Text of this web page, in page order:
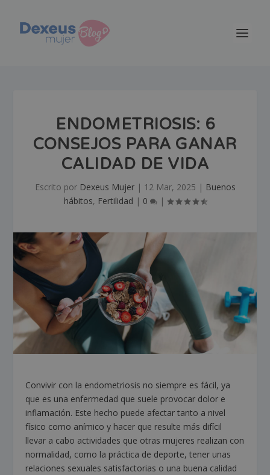
ENDOMETRIOSIS: 6
CONSEJOS PARA GANAR
CALIDAD DE VIDA
Escrito por Dexeus Mujer| 12 Mar, 2025 | Buenos
hábitos, Fertilidad | 0 |
Convivir con la endometriosis no siempre es fácil, ya
que es una enfermedad que suele provocar dolor e
inflamación. Este hecho puede afectar tanto a nivel
físico como anímico y hacer que resulte más difícil
llevar a cabo actividades que otras mujeres realizan con
normalidad, como la práctica de deporte, tener unas
relaciones sexuales satisfactorias o una buena calidad